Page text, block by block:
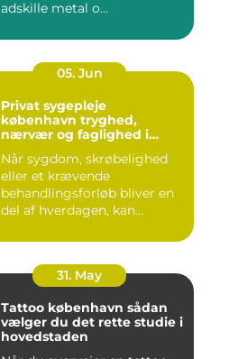
adskille metal o...
05. Jun
Privat sygepleje
københavn tryghed,
nærvær og faglighed i
Når sygdom, skrøbelighed
eller et krævende
behandlingsforløb bliver en
del af hverdagen, kan
31. May
Tattoo københavn sådan
vælger du det rette studie i
hovedstaden